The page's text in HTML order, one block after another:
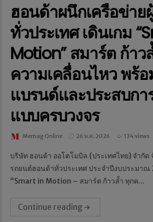
ฮอนด้าผนึกเครือข่า
ทั่วประเทศ เดินเกม
Motion” สมาร์ต ก้าว
ความเคลื่อนไหว พร้
แบรนด์และประสบก
แบบครบวงจร
Memag Online 26 พ.ค. 2026 134 views
บริษัท ฮอนด้า ออโตโมบิล (ประเทศไทย) จำกัด
รถยนต์ฮอนด้าทั่วประเทศ ประจำปีงบประมาณ
“Smart in Motion – สมาร์ต ก้าวล้ำ ทุกค...
Continue reading